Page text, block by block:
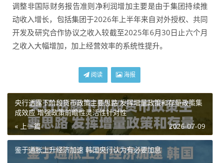
调整非国际财务报告准则净利润增加主要是由于集团持续推
动收入增长，包括集团于2026年上半年来自对外授权、共同
开发及研究合作协议之收入较截至2025年6月30日止六个月
之收入大幅增加，加上经营效率的系统性提升。
阅读 海报
央行透露下阶段货币政策主要思路 发挥增量政策和存量政策集
成效应 增强政策前瞻性灵活性针对性
« 上一篇
2026-07-09
鉴于通胀上升经济加速 韩国央行认为有必要加息